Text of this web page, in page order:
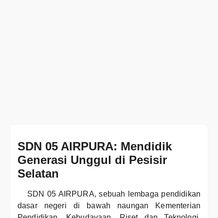
SDN 05 AIRPURA: Mendidik
Generasi Unggul di Pesisir
Selatan
SDN 05 AIRPURA, sebuah lembaga pendidikan
dasar negeri di bawah naungan Kementerian